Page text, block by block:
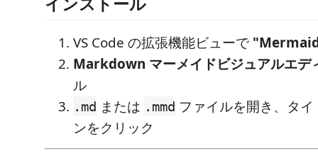
VS Code の拡張機能ビューで
Markdown マーメイドビジュアルエデ
ル
.md または .mmd ファイルを開き、タ
ンをクリック